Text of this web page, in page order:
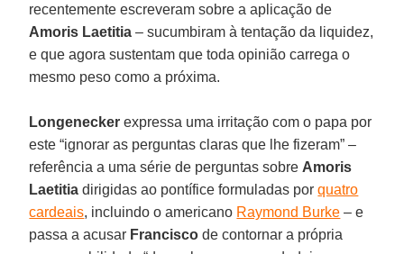
recentemente escreveram sobre a aplicação de
Amoris Laetitia – sucumbiram à tentação da liquidez,
e que agora sustentam que toda opinião carrega o
mesmo peso como a próxima.
Longenecker expressa uma irritação com o papa por
este “ignorar as perguntas claras que lhe fizeram” –
referência a uma série de perguntas sobre Amoris
Laetitia dirigidas ao pontífice formuladas porquatro
cardeais, incluindo o americano Raymond Burke – e
passa a acusar Francisco de contornar a própria